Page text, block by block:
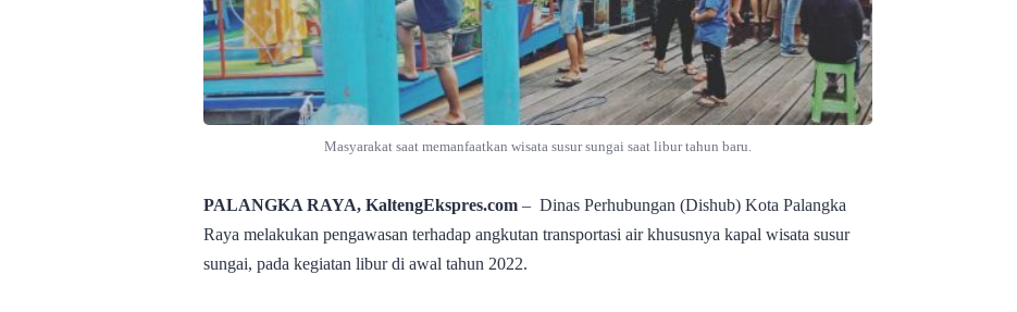
Masyarakat saat memanfaatkan wisata susur sungai saat libur tahun baru.
PALANGKA RAYA, KaltengEkspres.com – Dinas Perhubungan (Dishub) Kota Palangka
Raya melakukan pengawasan terhadap angkutan transportasi air khususnya kapal wisata susur
sungai, pada kegiatan libur di awal tahun 2022.